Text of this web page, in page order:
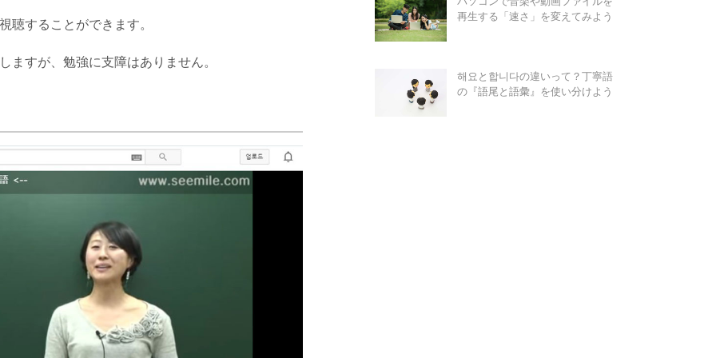
聴することができます。
ますが、勉強に支障はありません。
再生する「速さ」を変えてみよう
해요と합니다の違いって？丁寧語
の『語尾と語彙』を使い分けよう